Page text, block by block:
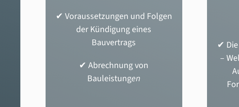
✔ Voraussetzungen und Folgen
der Kündigung eines
Bauvertrags
✔Abrechnung von
Bauleistungen
✔
–